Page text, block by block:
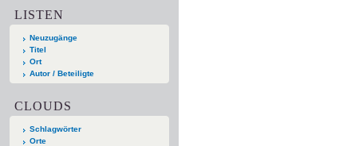
LISTEN
Neuzugänge
Titel
Ort
Autor / Beteiligte
CLOUDS
Schlagwörter
Orte